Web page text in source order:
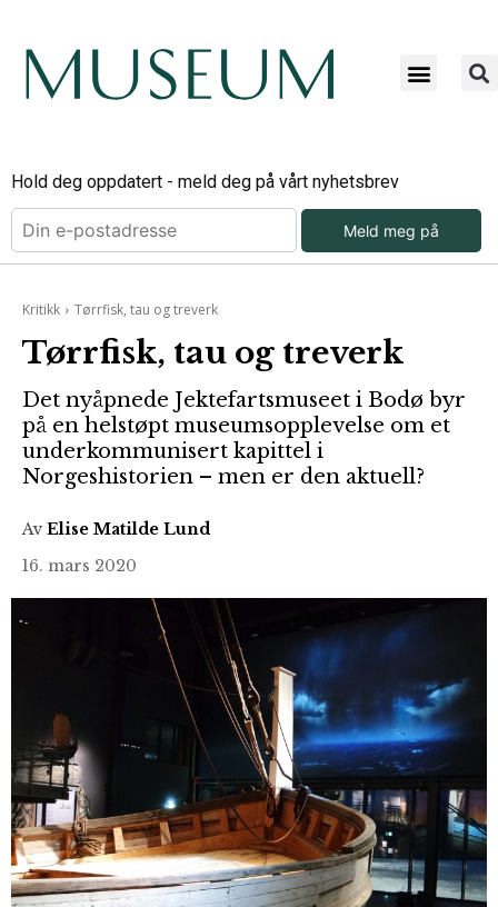
Hold deg oppdatert - meld deg på vårt nyhetsbrev
Meld meg på
Kritikk Tørrfisk, tau og treverk
Tørrfisk, tau og treverk
Det nyåpnede Jektefartsmuseet i Bodø byr
på en helstøpt museumsopplevelse om et
underkommunisert kapittel i
Norgeshistorien – men er den aktuell?
Av Elise Matilde Lund
16. mars 2020